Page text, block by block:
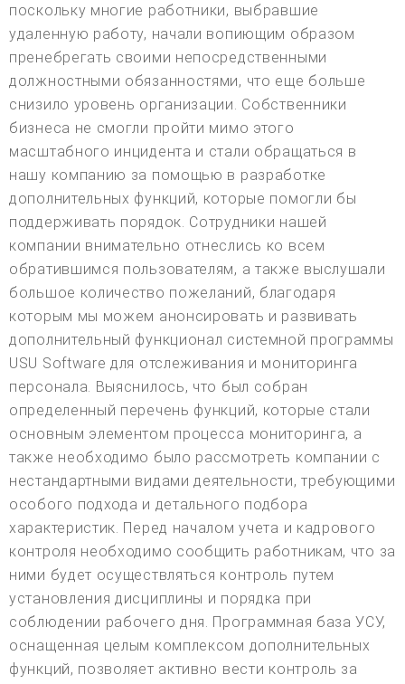
поскольку многие работники, выбравшие
удаленную работу, начали вопиющим образом
пренебрегать своими непосредственными
должностными обязанностями, что еще больше
снизило уровень организации. Собственники
бизнеса не смогли пройти мимо этого
масштабного инцидента и стали обращаться в
нашу компанию за помощью в разработке
дополнительных функций, которые помогли бы
поддерживать порядок. Сотрудники нашей
компании внимательно отнеслись ко всем
обратившимся пользователям, а также выслушали
большое количество пожеланий, благодаря
которым мы можем анонсировать и развивать
дополнительный функционал системной программы
USU Software для отслеживания и мониторинга
персонала. Выяснилось, что был собран
определенный перечень функций, которые стали
основным элементом процесса мониторинга, а
также необходимо было рассмотреть компании с
нестандартными видами деятельности, требующими
особого подхода и детального подбора
характеристик. Перед началом учета и кадрового
контроля необходимо сообщить работникам, что за
ними будет осуществляться контроль путем
установления дисциплины и порядка при
соблюдении рабочего дня. Программная база УСУ,
оснащенная целым комплексом дополнительных
функций, позволяет активно вести контроль за